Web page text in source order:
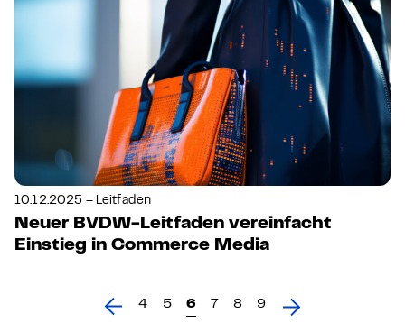
10.12.2025 – Leitfaden
Neuer BVDW-Leitfaden vereinfacht
Einstieg in Commerce Media
4 5 6 7 8 9